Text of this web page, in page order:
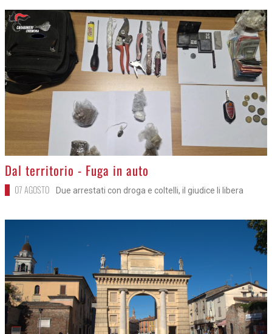
>
Dal territorio - Fuga in auto
07 AGOSTO Due arrestati con droga e coltelli, il giudice li libera